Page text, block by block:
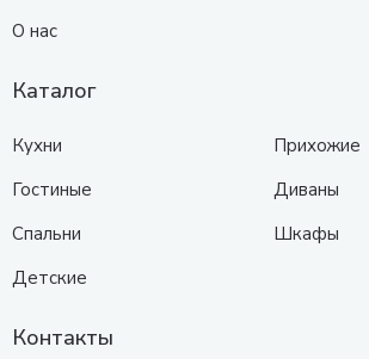
О нас
Каталог
Кухни
Гостиные
Спальни
Детские
Прихожие
Диваны
Шкафы
Контакты